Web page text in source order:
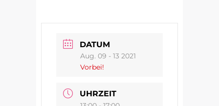
DATUM
Aug. 09 - 13 2021
Vorbei!
UHRZEIT